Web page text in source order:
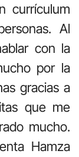
currículum
Al
con la
por la
gracias a
que me
mucho.
Hamza